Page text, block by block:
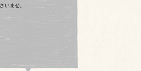
いませ。